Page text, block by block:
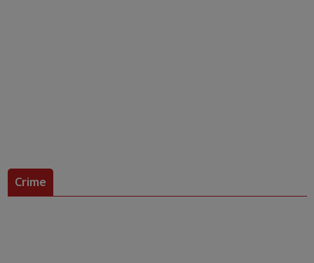
Crime